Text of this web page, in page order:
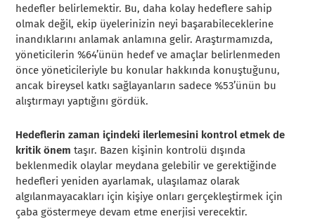
hedefler belirlemektir. Bu, daha kolay hedeflere sahip
olmak değil, ekip üyelerinizin neyi başarabileceklerine
inandıklarını anlamak anlamına gelir. Araştırmamızda,
yöneticilerin %64’ünün hedef ve amaçlar belirlenmeden
önce yöneticileriyle bu konular hakkında konuştuğunu,
ancak bireysel katkı sağlayanların sadece %53’ünün bu
alıştırmayı yaptığını gördük.
Hedeflerin zaman içindeki ilerlemesini kontrol etmek de
kritik önem taşır. Bazen kişinin kontrolü dışında
beklenmedik olaylar meydana gelebilir ve gerektiğinde
hedefleri yeniden ayarlamak, ulaşılamaz olarak
algılanmayacakları için kişiye onları gerçekleştirmek için
çaba göstermeye devam etme enerjisi verecektir.